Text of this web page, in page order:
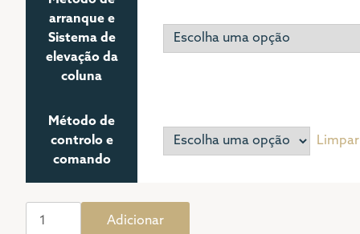
arranque e
Sistema de
elevação da
coluna
Método de
controlo e
comando
Limpar
Adicionar